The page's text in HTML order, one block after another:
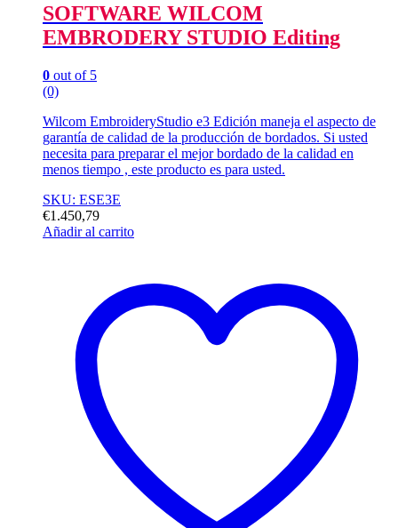
SOFTWARE WILCOM
EMBRODERY STUDIO Editing
0 out of 5
(0)
Wilcom EmbroideryStudio e3 Edición maneja el aspecto de
garantía de calidad de la producción de bordados. Si usted
necesita para preparar el mejor bordado de la calidad en
menos tiempo , este producto es para usted.
SKU: ESE3E
€1.450,79
Añadir al carrito